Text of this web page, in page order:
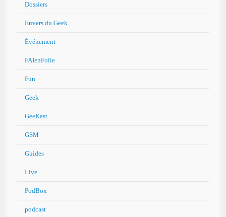
Dossiers
Envers du Geek
Événement
FAIenFolie
Fun
Geek
GeeKast
GSM
Guides
Live
PodBox
podcast